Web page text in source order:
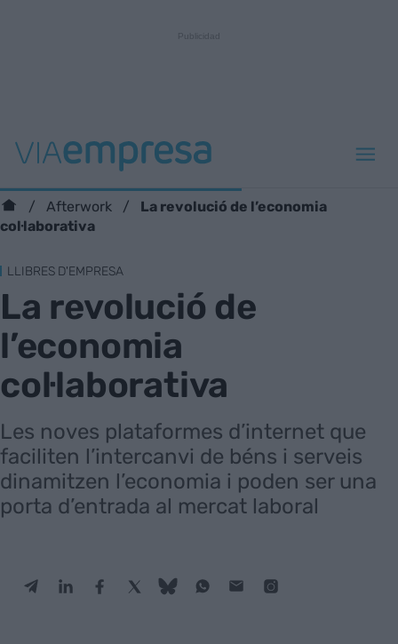
Afterwork
La revolució de l’economia
col·laborativa
LLIBRES D'EMPRESA
La revolució de
l’economia
col·laborativa
Les noves plataformes d’internet que
faciliten l’intercanvi de béns i serveis
dinamitzen l’economia i poden ser una
porta d’entrada al mercat laboral